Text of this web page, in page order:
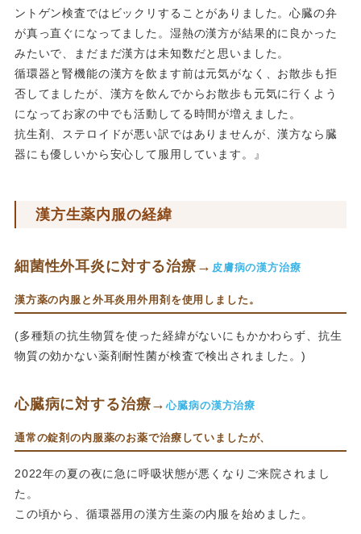
ントゲン検査ではビックリすることがありました。心臓の弁
が真っ直ぐになってました。湿熱の漢方が結果的に良かった
みたいで、まだまだ漢方は未知数だと思いました。
循環器と腎機能の漢方を飲ます前は元気がなく、お散歩も拒
否してましたが、漢方を飲んでからお散歩も元気に行くよう
になってお家の中でも活動してる時間が増えました。
抗生剤、ステロイドが悪い訳ではありませんが、漢方なら臓
器にも優しいから安心して服用しています。』
漢方生薬内服の経緯
細菌性外耳炎に対する治療→ 皮膚病の漢方治療
漢方薬の内服と外耳炎用外用剤を使用しました。
(多種類の抗生物質を使った経緯がないにもかかわらず、抗生
物質の効かない薬剤耐性菌が検査で検出されました。)
心臓病に対する治療→心臓病の漢方治療
通常の錠剤の内服薬のお薬で治療していましたが、
2022年の夏の夜に急に呼吸状態が悪くなりご来院されまし
た。
この頃から、循環器用の漢方生薬の内服を始めました。